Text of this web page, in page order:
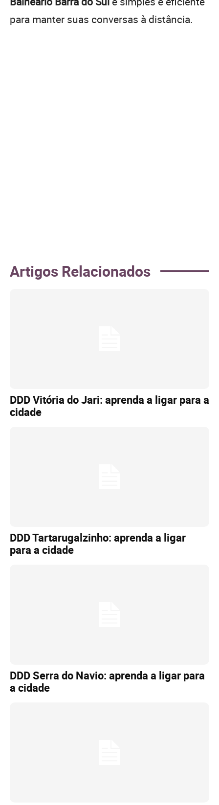
para manter suas conversas à distância.
Artigos Relacionados
DDD Vitória do Jari: aprenda a ligar para a
cidade
DDD Tartarugalzinho: aprenda a ligar
para a cidade
DDD Serra do Navio: aprenda a ligar para
a cidade